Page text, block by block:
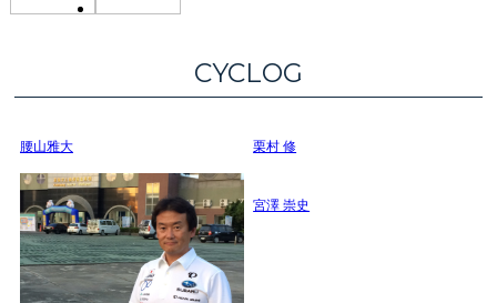
CYCLOG
腰山雅大 栗村 修
宮澤 崇史